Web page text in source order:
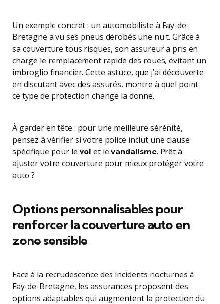
Un exemple concret : un automobiliste à Fay-de-
Bretagne a vu ses pneus dérobés une nuit. Grâce à
sa couverture tous risques, son assureur a pris en
charge le remplacement rapide des roues, évitant un
imbroglio financier. Cette astuce, que j’ai découverte
en discutant avec des assurés, montre à quel point
ce type de protection change la donne.
À garder en tête : pour une meilleure sérénité,
pensez à vérifier si votre police inclut une clause
spécifique pour le vol et le vandalisme. Prêt à
ajuster votre couverture pour mieux protéger votre
auto ?
Options personnalisables pour
renforcer la couverture auto en
zone sensible
Face à la recrudescence des incidents nocturnes à
Fay-de-Bretagne, les assurances proposent des
options adaptables qui augmentent la protection du